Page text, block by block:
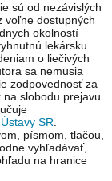
sú od nezávislých
voľne dostupných
okolností
lekársku
o liečivých
sa nemusia
zodpovednosť za
slobodu prejavu
SR.
písmom, tlačou,
vyhľadávať,
na hranice